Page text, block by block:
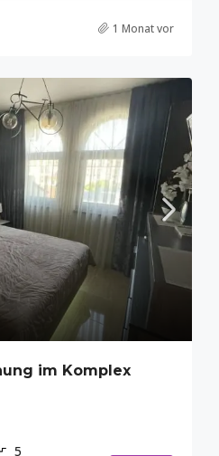
1 Monat vor
im Komplex
5